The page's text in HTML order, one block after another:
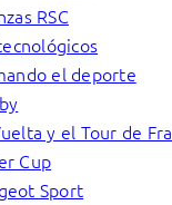
RSC
el deporte
y el Tour de
Cup
Sport